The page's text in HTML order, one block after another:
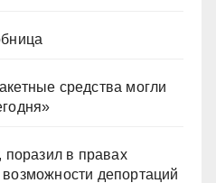
средства могли
поразил в правах
депортаций